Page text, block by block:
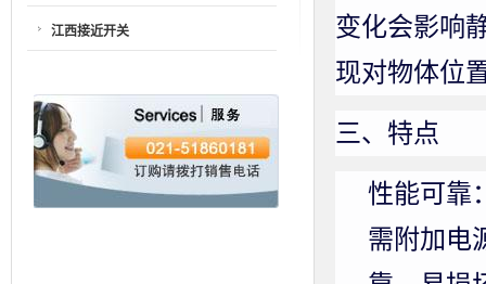
变化会影响
现对物体位
三、特点
性能可靠
需附加电
江西接近开关